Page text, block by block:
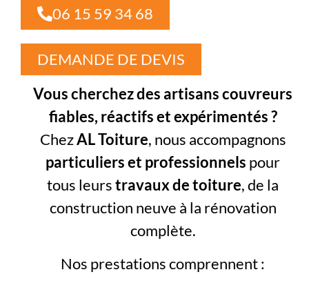
06 15 59 34 68
DEMANDE DE DEVIS
Vous cherchez des artisans couvreurs
fiables, réactifs et expérimentés ?
ChezAL Toiture, nous accompagnons
particuliers et professionnels pour
tous leurstravaux de toiture, de la
construction neuve à la rénovation
complète.
Nos prestations comprennent :